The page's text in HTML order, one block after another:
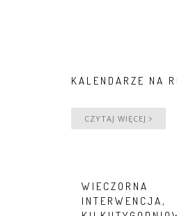
KALENDARZE NA
CZYTAJ WIĘCEJ
WIECZORNA
INTERWENCJA,